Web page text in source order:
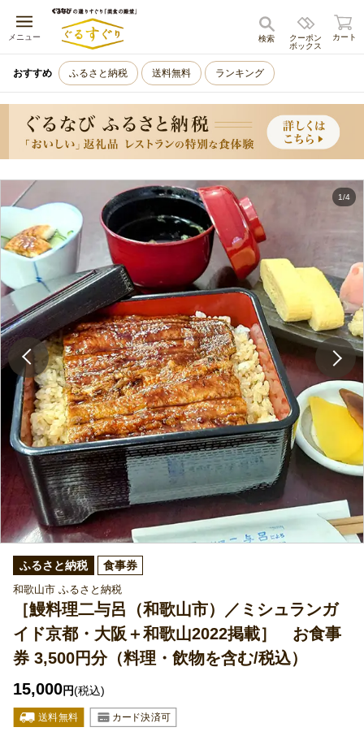
メニュー
キャンセル
クーポン
ボックス
検索 カート
おすすめ ふるさと納税 送料無料 ランキング
1/4
ふるさと納税 食事券
和歌山市 ふるさと納税
［鰻料理二与呂（和歌山市）／ミシュランガ
イド京都・大阪＋和歌山2022掲載］ お食事
券 3,500円分（料理・飲物を含む/税込）
15,000円(税込)